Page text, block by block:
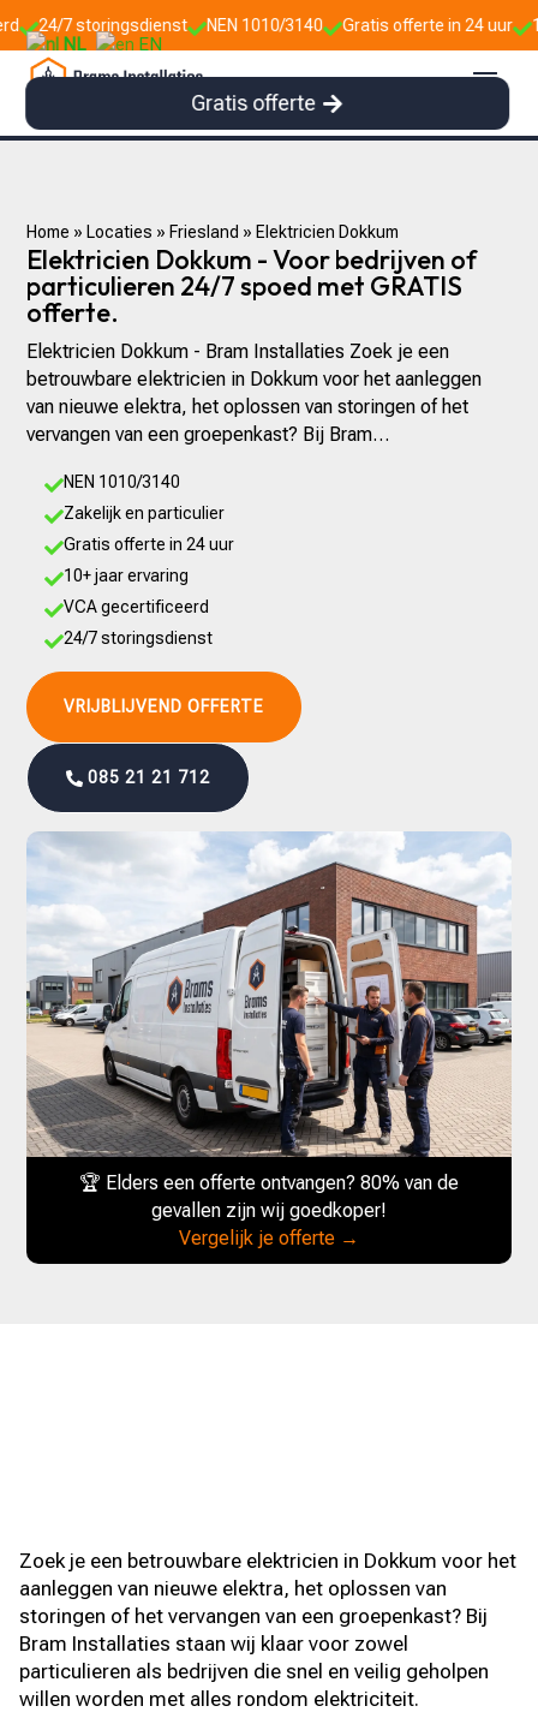
NEN 1010/3140Gratis offerte in 24 uur10+ jaar
NL EN
Gratis offerte
Home » Locaties » Friesland » Elektricien Dokkum
Elektricien Dokkum - Voor bedrijven of
particulieren 24/7 spoed met GRATIS
offerte.
Elektricien Dokkum - Bram Installaties Zoek je een
betrouwbare elektricien in Dokkum voor het aanleggen
van nieuwe elektra, het oplossen van storingen of het
vervangen van een groepenkast? Bij Bram…
NEN 1010/3140
Zakelijk en particulier
Gratis offerte in 24 uur
10+ jaar ervaring
VCA gecertificeerd
24/7 storingsdienst
VRIJBLIJVEND OFFERTE
085 21 21 712
🏆 Elders een offerte ontvangen? 80% van de
gevallen zijn wij goedkoper!
Vergelijk je offerte →
Zoek je een betrouwbare elektricien in Dokkum voor het
aanleggen van nieuwe elektra, het oplossen van
storingen of het vervangen van een groepenkast? Bij
Bram Installaties staan wij klaar voor zowel
particulieren als bedrijven die snel en veilig geholpen
willen worden met alles rondom elektriciteit.